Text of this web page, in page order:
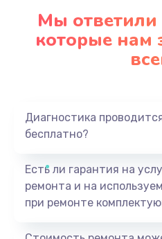
Мы
которые нам
Диагностика
бесплатно?
Есть ли гарантия на
ремонта и на
при ремонте